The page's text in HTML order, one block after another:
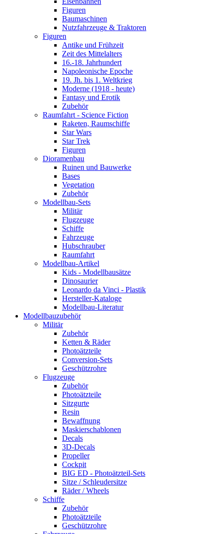
Figuren
Baumaschinen
Nutzfahrzeuge & Traktoren
Figuren
Antike und Frühzeit
Zeit des Mittelalters
16.-18. Jahrhundert
Napoleonische Epoche
19. Jh. bis 1. Weltkrieg
Moderne (1918 - heute)
Fantasy und Erotik
Zubehör
Raumfahrt - Science Fiction
Raketen, Raumschiffe
Star Wars
Star Trek
Figuren
Dioramenbau
Ruinen und Bauwerke
Bases
Vegetation
Zubehör
Modellbau-Sets
Militär
Flugzeuge
Schiffe
Fahrzeuge
Hubschrauber
Raumfahrt
Modellbau-Artikel
Kids - Modellbausätze
Dinosaurier
Leonardo da Vinci - Plastik
Hersteller-Kataloge
Modellbau-Literatur
Modellbauzubehör
Militär
Zubehör
Ketten & Räder
Photoätzteile
Conversion-Sets
Geschützrohre
Flugzeuge
Zubehör
Photoätzteile
Sitzgurte
Resin
Bewaffnung
Maskierschablonen
Decals
3D-Decals
Propeller
Cockpit
BIG ED - Photoätzteil-Sets
Sitze / Schleudersitze
Räder / Wheels
Schiffe
Zubehör
Photoätzteile
Geschützrohre